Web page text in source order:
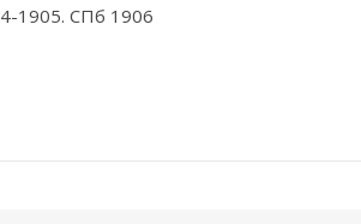
1905. СПб 1906